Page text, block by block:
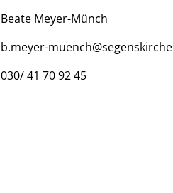
Beate Meyer-Münch
b.meyer-
030/ 41 70 92 45